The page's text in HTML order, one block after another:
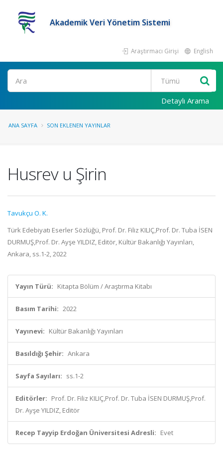
Akademik Veri Yönetim Sistemi
Araştırmacı Girişi English
Ara
Detaylı Arama
ANA SAYFA SON EKLENEN YAYINLAR
Husrev u Şirin
Tavukçu O. K.
Türk Edebiyatı Eserler Sözlüğü, Prof. Dr. Filiz KILIÇ,Prof. Dr. Tuba İSEN
DURMUŞ,Prof. Dr. Ayşe YILDIZ, Editör, Kültür Bakanlığı Yayınları,
Ankara, ss.1-2, 2022
Yayın Türü: Kitapta Bölüm / Araştırma Kitabı
Basım Tarihi: 2022
Yayınevi: Kültür Bakanlığı Yayınları
Basıldığı Şehir: Ankara
Sayfa Sayıları: ss.1-2
Editörler: Prof. Dr. Filiz KILIÇ,Prof. Dr. Tuba İSEN DURMUŞ,Prof.
Dr. Ayşe YILDIZ, Editör
Recep Tayyip Erdoğan Üniversitesi Adresli: Evet